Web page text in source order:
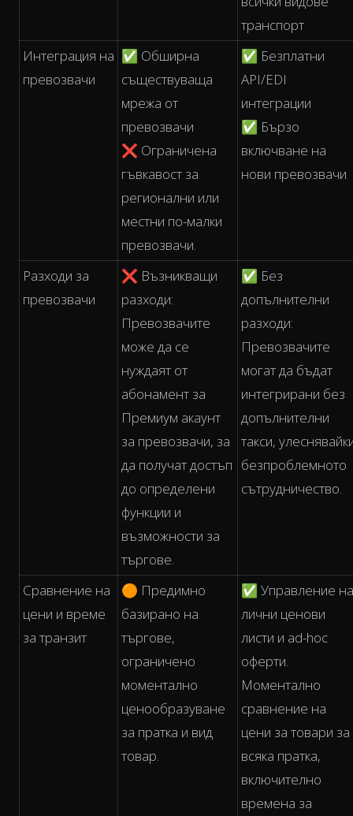
транспорт
Интеграция на
превозвачи
✅ Обширна
съществуваща
мрежа от
превозвачи
❌ Ограничена
гъвкавост за
регионални или
местни по-малки
превозвачи.
✅ Безплатни
API/EDI
интеграции
✅ Бързо
включване на
нови превозвачи
Разходи за
превозвачи
❌ Възникващи
разходи:
Превозвачите
може да се
нуждаят от
абонамент за
Премиум акаунт
за превозвачи, за
да получат достъп
до определени
функции и
възможности за
търгове.
✅ Без
допълнителни
разходи:
Превозвачите
могат да бъдат
интегрирани без
допълнителни
такси,
безпроблемното
сътрудничество.
Сравнение на
цени и време
за транзит
🟠 Предимно
базирано на
търгове,
ограничено
моментално
ценообразуване
за пратка и вид
товар.
✅ Управление на
лични ценови
листи и ad-hoc
оферти.
Моментално
сравнение на
цени за товари за
всяка пратка,
включително
времена за